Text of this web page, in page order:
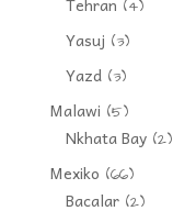
(4)
Yasuj (3)
Yazd(3)
Malawi (5)
Nkhata Bay(2)
Mexiko (66)
Bacalar(2)